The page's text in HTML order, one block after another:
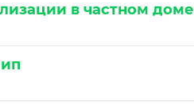
в частном доме